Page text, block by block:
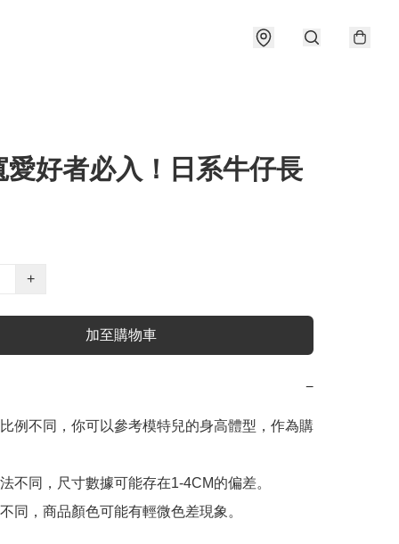
愛好者必入！日系牛仔長
+
加至購物車
−
例不同，你可以參考模特兒的身高體型，作為購
不同，尺寸數據可能存在1-4CM的偏差。
同，商品顏色可能有輕微色差現象。